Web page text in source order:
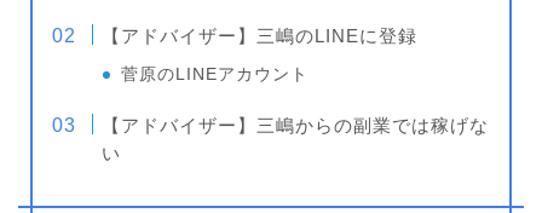
【アドバイザー】三嶋のLINEに登録
菅原のLINEアカウント
【アドバイザー】三嶋からの副業では稼げな
い